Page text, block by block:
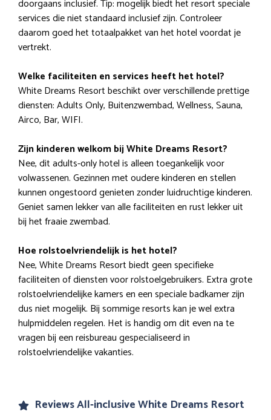
doorgaans inclusief. Tip: mogelijk biedt het resort speciale
services die niet standaard inclusief zijn. Controleer
daarom goed het totaalpakket van het hotel voordat je
vertrekt.
Welke faciliteiten en services heeft het hotel?
White Dreams Resort beschikt over verschillende prettige
diensten: Adults Only, Buitenzwembad, Wellness, Sauna,
Airco, Bar, WIFI.
Zijn kinderen welkom bij White Dreams Resort?
Nee, dit adults-only hotel is alleen toegankelijk voor
volwassenen. Gezinnen met oudere kinderen en stellen
kunnen ongestoord genieten zonder luidruchtige kinderen.
Geniet samen lekker van alle faciliteiten en rust lekker uit
bij het fraaie zwembad.
Hoe rolstoelvriendelijk is het hotel?
Nee, White Dreams Resort biedt geen specifieke
faciliteiten of diensten voor rolstoelgebruikers. Extra grote
rolstoelvriendelijke kamers en een speciale badkamer zijn
dus niet mogelijk. Bij sommige resorts kan je wel extra
hulpmiddelen regelen. Het is handig om dit even na te
vragen bij een reisbureau gespecialiseerd in
rolstoelvriendelijke vakanties.
Reviews All-inclusive White Dreams Resort